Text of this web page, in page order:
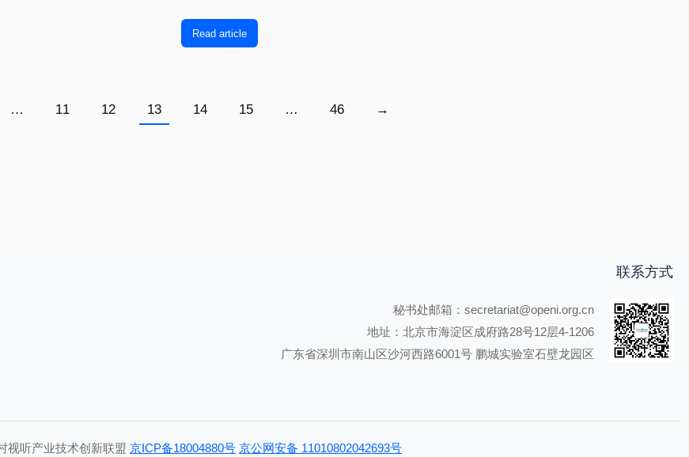
Read article
… 11 12 13 14 15 … 46 →
联系方式
秘书处邮箱：secretariat@openi.org.cn
地址：北京市海淀区成府路28号12层4-1206
广东省深圳市南山区沙河西路6001号 鹏城实验室石壁龙园区
视听产业技术创新联盟 京ICP备18004880号 京公网安备 11010802042693号